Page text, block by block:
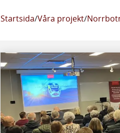
Startsida/Våra projekt/